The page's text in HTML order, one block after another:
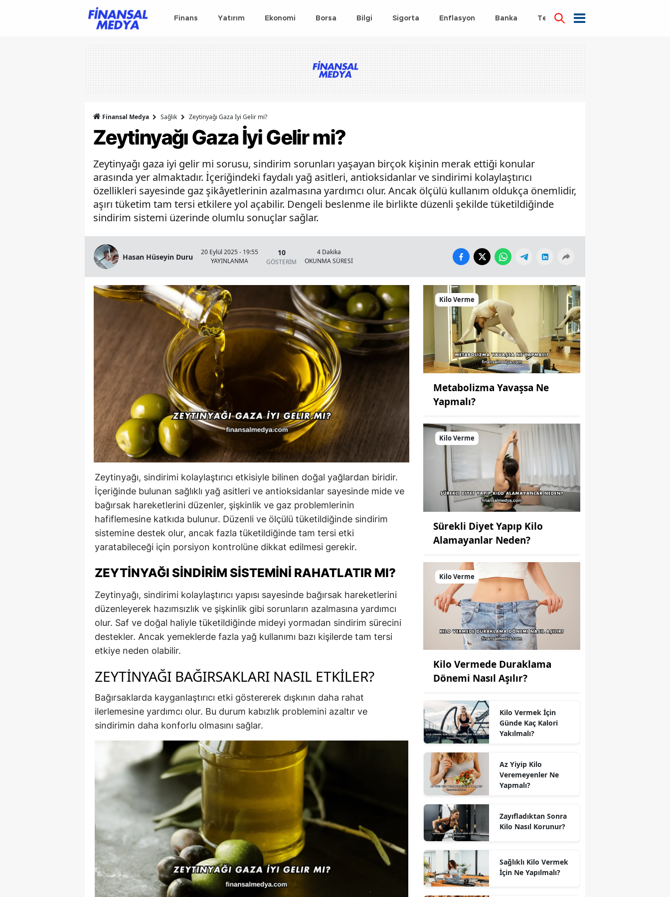
Finans Yatırım Ekonomi Borsa Bilgi Sigorta Enflasyon Banka Teknoloji
Finansal Medya Sağlık Zeytinyağı Gaza İyi Gelir mi?
Zeytinyağı Gaza İyi Gelir mi?
Zeytinyağı gaza iyi gelir mi sorusu, sindirim sorunları yaşayan birçok kişinin merak ettiği konular
arasında yer almaktadır. İçeriğindeki faydalı yağ asitleri, antioksidanlar ve sindirimi kolaylaştırıcı
özellikleri sayesinde gaz şikâyetlerinin azalmasına yardımcı olur. Ancak ölçülü kullanım oldukça önemlidir,
aşırı tüketim tam tersi etkilere yol açabilir. Dengeli beslenme ile birlikte düzenli şekilde tüketildiğinde
sindirim sistemi üzerinde olumlu sonuçlar sağlar.
Hasan Hüseyin Duru
20 Eylül 2025 - 19:55
YAYINLANMA
10
GÖSTERİM
4 Dakika
OKUNMA SÜRESİ
Zeytinyağı, sindirimi kolaylaştırıcı etkisiyle bilinen doğal yağlardan biridir.
İçeriğinde bulunan sağlıklı yağ asitleri ve antioksidanlar sayesinde mide ve
bağırsak hareketlerini düzenler, şişkinlik ve gaz problemlerinin
hafiflemesine katkıda bulunur. Düzenli ve ölçülü tüketildiğinde sindirim
sistemine destek olur, ancak fazla tüketildiğinde tam tersi etki
yaratabileceği için porsiyon kontrolüne dikkat edilmesi gerekir.
ZEYTINYAĞI SINDIRIM SISTEMINI RAHATLATIR MI?
Zeytinyağı, sindirimi kolaylaştırıcı yapısı sayesinde bağırsak hareketlerini
düzenleyerek hazımsızlık ve şişkinlik gibi sorunların azalmasına yardımcı
olur. Saf ve doğal haliyle tüketildiğinde mideyi yormadan sindirim sürecini
destekler. Ancak yemeklerde fazla yağ kullanımı bazı kişilerde tam tersi
etkiye neden olabilir.
ZEYTINYAĞI BAĞIRSAKLARI NASIL ETKILER?
Bağırsaklarda kayganlaştırıcı etki göstererek dışkının daha rahat
ilerlemesine yardımcı olur. Bu durum kabızlık problemini azaltır ve
sindirimin daha konforlu olmasını sağlar.
Kilo Verme
Metabolizma Yavaşsa Ne
Yapmalı?
Kilo Verme
Sürekli Diyet Yapıp Kilo
Alamayanlar Neden?
Kilo Verme
Kilo Vermede Duraklama
Dönemi Nasıl Aşılır?
Kilo Vermek İçin
Günde Kaç Kalori
Yakılmalı?
Az Yiyip Kilo
Veremeyenler Ne
Yapmalı?
Zayıfladıktan Sonra
Kilo Nasıl Korunur?
Sağlıklı Kilo Vermek
İçin Ne Yapılmalı?